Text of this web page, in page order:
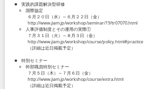
■ 実践的課題解決型研修
○ 国際協定
６月２０日（水）～６月２２日（金）
http://www.jiam.jp/workshop/seminar/19/tr07070.html
○ 人事評価制度とその運用の実際①
７月３１日（火）～８月３日（金）
http://www.jiam.jp/workshop/course/policy.html#practice
（詳細は近日掲載予定）
■ 特別セミナー
○ 幹部職員特別セミナー
７月５日（木）～７月６日（金）
http://www.jiam.jp/workshop/course/extra.html
（詳細は近日掲載予定）